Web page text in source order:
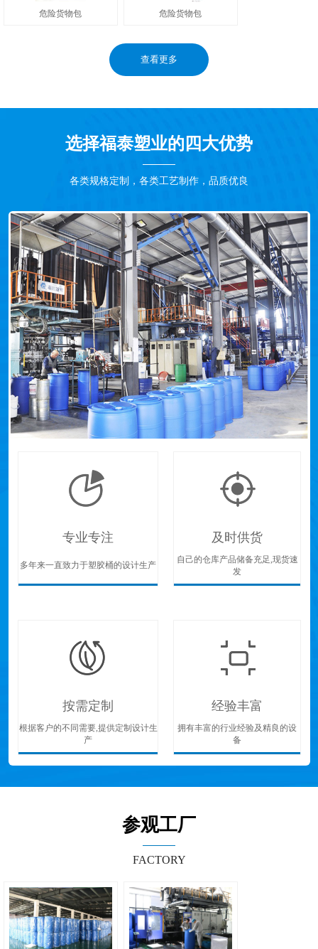
危险货物包 危险货物包
查看更多
选择福泰塑业的四大优势
各类规格定制，各类工艺制作，品质优良
专业专注
多年来一直致力于塑胶桶的设计生产
及时供货
自己的仓库产品储备充足,现货速
发
按需定制
根据客户的不同需要,提供定制设计生
产
经验丰富
拥有丰富的行业经验及精良的设
备
参观工厂
FACTORY